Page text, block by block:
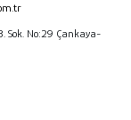
Sok. No:29 Çankaya-